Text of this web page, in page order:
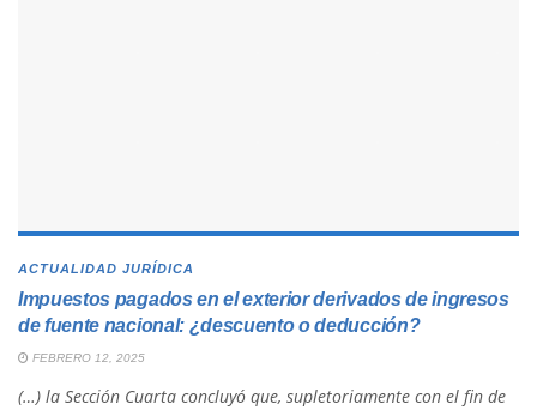
ACTUALIDAD JURÍDICA
Impuestos pagados en el exterior derivados de ingresos
de fuente nacional: ¿descuento o deducción?
FEBRERO 12, 2025
(…) la Sección Cuarta concluyó que, supletoriamente con el fin de